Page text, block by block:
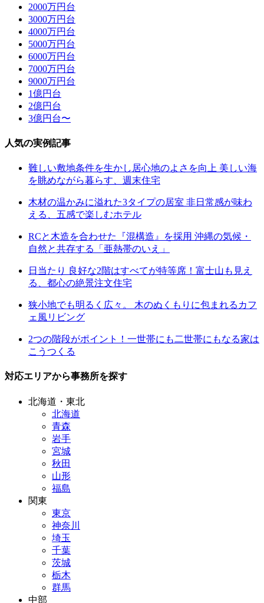
2000万円台
3000万円台
4000万円台
5000万円台
6000万円台
7000万円台
9000万円台
1億円台
2億円台
3億円台〜
人気の実例記事
難しい敷地条件を生かし居心地のよさを向上 美しい海
を眺めながら暮らす、週末住宅
木材の温かみに溢れた3タイプの居室 非日常感が味わ
える、五感で楽しむホテル
RCと木造を合わせた『混構造』を採用 沖縄の気候・
自然と共存する「亜熱帯のいえ」
日当たり 良好な2階はすべてが特等席！富士山も見え
る、都心の絶景注文住宅
狭小地でも明るく広々。 木のぬくもりに包まれるカフ
ェ風リビング
2つの階段がポイント！一世帯にも二世帯にもなる家は
こうつくる
対応エリアから事務所を探す
北海道・東北
北海道
青森
岩手
宮城
秋田
山形
福島
関東
東京
神奈川
埼玉
千葉
茨城
栃木
群馬
中部